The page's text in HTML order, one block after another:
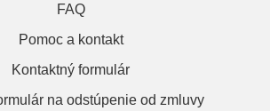
FAQ
Pomoc a kontakt
Kontaktný formulár
na odstúpenie od zmluvy